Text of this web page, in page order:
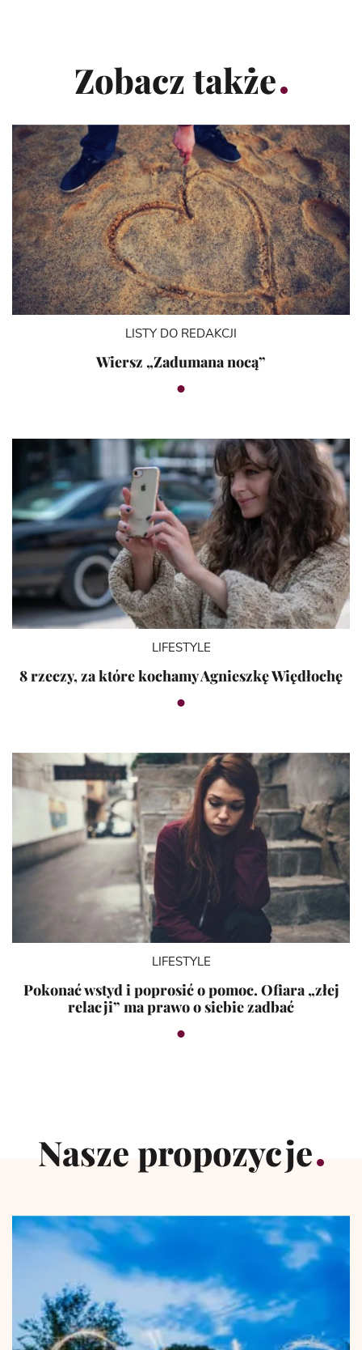
Zobacz także
LISTY DO REDAKCJI
Wiersz „Zadumana nocą”
LIFESTYLE
8 rzeczy, za które kochamy Agnieszkę Więdłochę
LIFESTYLE
Pokonać wstyd i poprosić o pomoc. Ofiara „złej
relacji” ma prawo o siebie zadbać
Nasze propozycje